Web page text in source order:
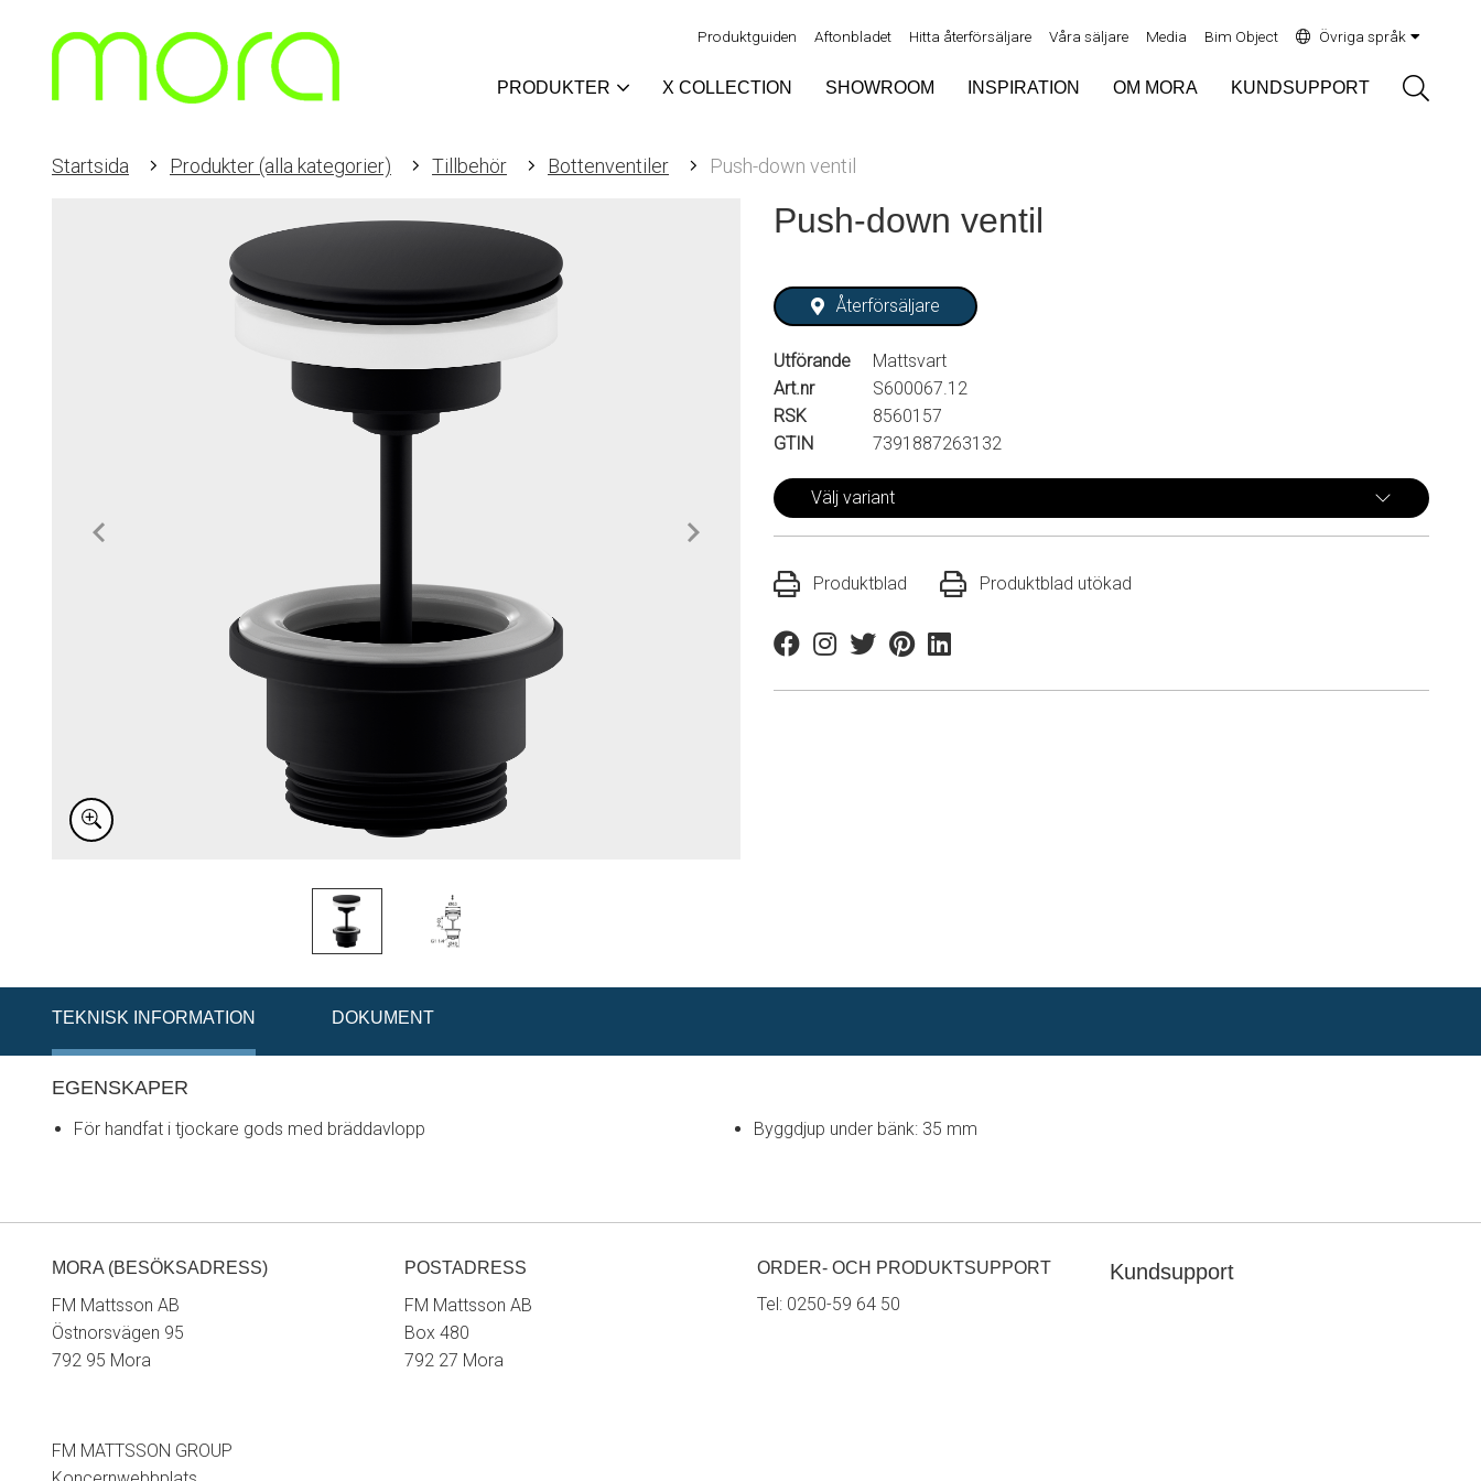
Produktguiden Aftonbladet Hitta återförsäljare Våra säljare Media Bim Object Övriga språk
PRODUKTER X COLLECTION SHOWROOM INSPIRATION OM MORA KUNDSUPPORT
Startsida Produkter (alla kategorier) Tillbehör Bottenventiler Push-down ventil
Push-down ventil
Återförsäljare
Utförande
Mattsvart
Art.nr
S600067.12
RSK
8560157
GTIN
7391887263132
Välj variant
Produktblad Produktblad utökad
FacebookInstagram
TwitterPinterestLinkedin
TEKNISK INFORMATION DOKUMENT
EGENSKAPER
För handfat i tjockare gods med bräddavlopp Byggdjup under bänk: 35 mm
MORA (BESÖKSADRESS)
FM Mattsson AB
Östnorsvägen 95
792 95 Mora
FM MATTSSON GROUP
POSTADRESS
FM Mattsson AB
Box 480
792 27 Mora
ORDER- OCH PRODUKTSUPPORT
Tel: 0250-59 64 50
Kundsupport